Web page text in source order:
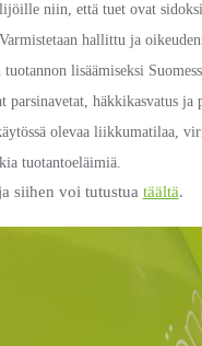
niin, että tuet ovat
hallittu ja
lisäämiseksi
häkkikasvatus
olevaa liikkumatilaa,
tuotantoeläimiä.
siihen voi tutustua täältä.